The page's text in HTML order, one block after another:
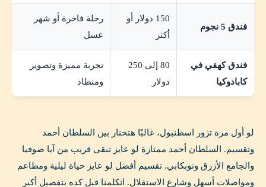
فندق 5 نجوم
150 دولار أو
أكثر
رحلة فاخرة أو شهر
عسل
فندق كهفي في
كابادوكيا
80 إلى 250
دولار
تجربة مميزة وتصوير
ومنطاد
لو أول مرة تزور اسطنبول، غالبًا هتحتار بين السلطان أحمد
وتقسيم. السلطان أحمد ممتازة لو عايز تبقى قريب من آيا صوفيا
والجامع الأزرق وتوبكابي. تقسيم أفضل لو عايز حياة ليلية ومطاعم
ومواصلات أسهل وشارع الاستقلال. اتكلمنا قبل كده بتفصيل أكبر